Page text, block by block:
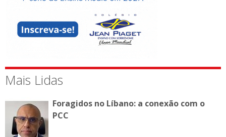
Mais Lidas
Foragidos no Líbano: a conexão com o
PCC